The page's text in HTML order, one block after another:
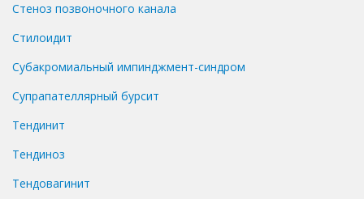
Стеноз позвоночного канала
Стилоидит
Субакромиальный импинджмент-синдром
Супрапателлярный бурсит
Тендинит
Тендиноз
Тендовагинит